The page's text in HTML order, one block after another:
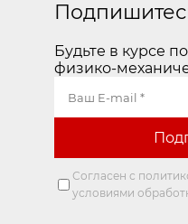
Будьте в курсе
физико-
Согласен с
условиями